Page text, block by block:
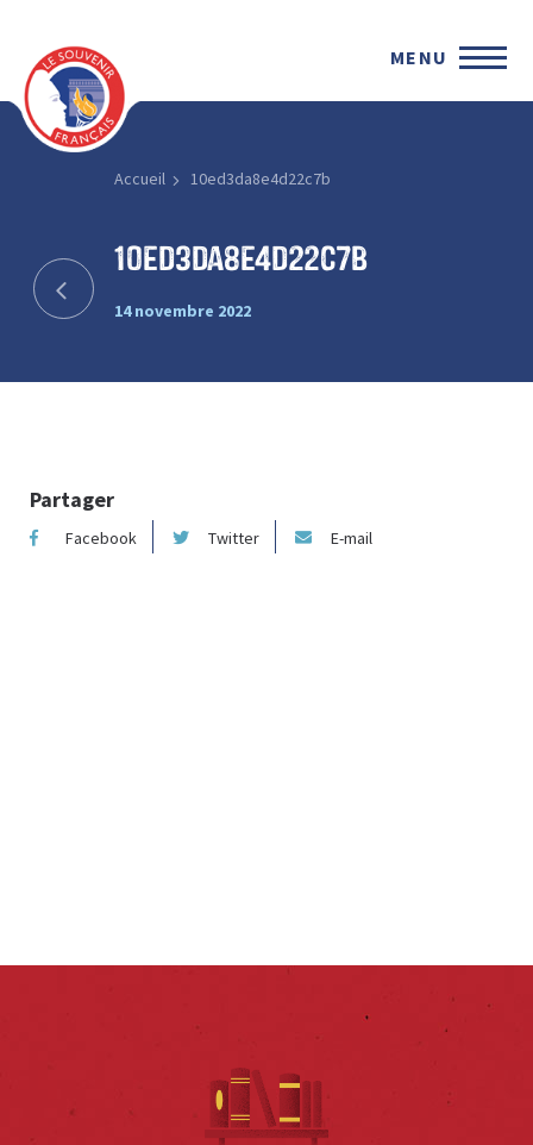
MENU
Accueil 10ed3da8e4d22c7b
10ed3da8e4d22c7b
14 novembre 2022
Partager
Facebook Twitter E-mail